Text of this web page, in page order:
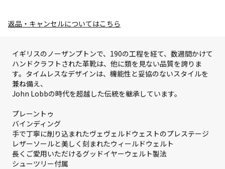
返品・キャンセルについてはこちら
イギリスのノーザンプトンで、190の工程を経て、数週間かけて
ハンドクラフトされた革靴は、他に類を見ない品質を誇りま
す。タイムレスなデザインは、機能性と妥協のないスタイルを
兼ね備え、
John Lobbの時代を超越した伝統を継承しています。
プレーントゥ
バインディング
手で丁寧に削り込まれたヴェヴェルドウェストのプレステージ
レザーソールと美しく刻まれたウィールドウェルト
長くご愛用いただけるグッドイヤーウェルト製法
シューツリー付属